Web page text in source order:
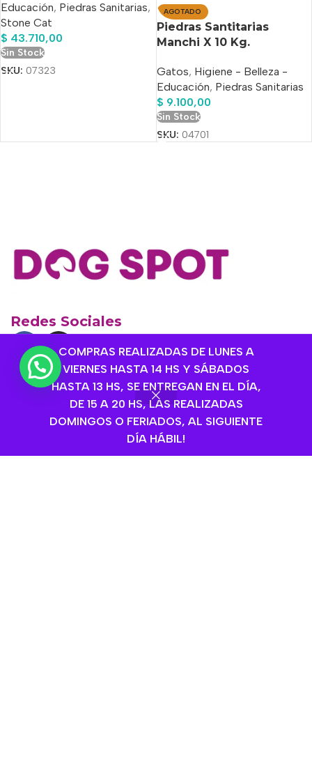
COMPRAS REALIZADAS DE LUNES A
VIERNES HASTA 14 HS Y SÁBADOS
HASTA 13 HS, SE ENTREGAN EN EL DÍA,
DE 15 A 20 HS, LAS REALIZADAS
DOMINGOS O FERIADOS, AL SIGUIENTE
DÍA HÁBIL!
Educación, Piedras Sanitarias,
Stone Cat
$ 43.710,00
Sin Stock
SKU: 07323
AGOTADO
Piedras Santitarias
Manchi X 10 Kg.
Gatos, Higiene - Belleza -
Educación, Piedras Sanitarias
$ 9.100,00
Sin Stock
SKU: 04701
Redes Sociales
Sucursal Ugarte
1136942725
Gdor. Marcelino Ugarte 1999, Olivos, Provincia de